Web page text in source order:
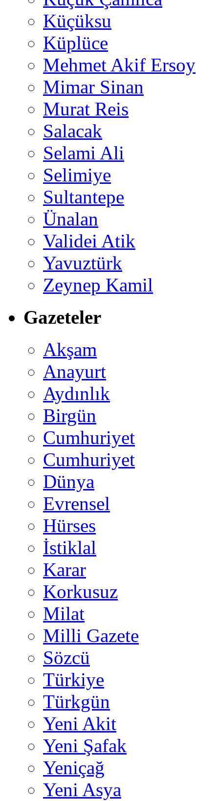
Küçüksu
Küplüce
Mehmet Akif Ersoy
Mimar Sinan
Murat Reis
Salacak
Selami Ali
Selimiye
Sultantepe
Ünalan
Validei Atik
Yavuztürk
Zeynep Kamil
Gazeteler
Akşam
Anayurt
Aydınlık
Birgün
Cumhuriyet
Cumhuriyet
Dünya
Evrensel
Hürses
İstiklal
Karar
Korkusuz
Milat
Milli Gazete
Sözcü
Türkiye
Türkgün
Yeni Akit
Yeni Şafak
Yeniçağ
Yeni Asya